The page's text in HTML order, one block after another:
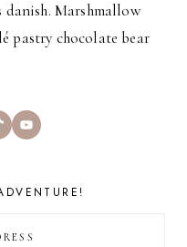
Marshmallow
pastry chocolate bear
YouTube